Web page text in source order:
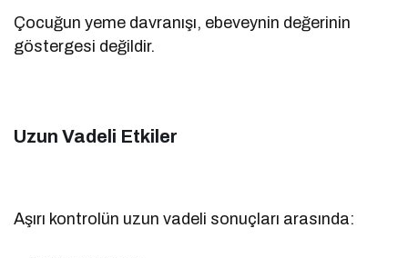
Çocuğun yeme davranışı, ebeveynin değerinin
göstergesi değildir.
Uzun Vadeli Etkiler
Aşırı kontrolün uzun vadeli sonuçları arasında: